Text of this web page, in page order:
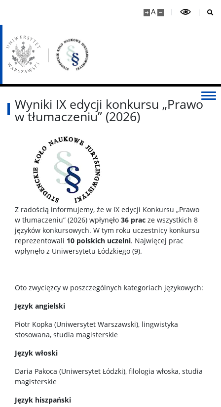
A
Wyniki IX edycji konkursu „Prawo
w tłumaczeniu” (2026)
Z radością informujemy, że w IX edycji Konkursu „Prawo
w tłumaczeniu” (2026) wpłynęło 36 prac ze wszystkich 8
języków konkursowych. W tym roku uczestnicy konkursu
reprezentowali 10 polskich uczelni. Najwięcej prac
wpłynęło z Uniwersytetu Łódzkiego (9).
Oto zwycięzcy w poszczególnych kategoriach językowych:
Język angielski
Piotr Kopka (Uniwersytet Warszawski), lingwistyka
stosowana, studia magisterskie
Język włoski
Daria Pakoca (Uniwersytet Łódzki), filologia włoska, studia
magisterskie
Język hiszpański